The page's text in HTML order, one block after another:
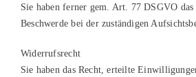
Sie haben ferner gem. Art. 77 DSGVO das
Beschwerde bei der zuständigen
Widerrufsrecht
Sie haben das Recht, erteilte